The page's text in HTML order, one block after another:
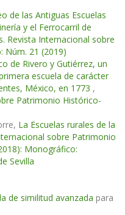
de las Antiguas Escuelas
y el Ferrocarril de
Revista Internacional sobre
Núm. 21 (2019)
de Rivero y Gutiérrez, un
escuela de carácter
México, en 1773 ,
Patrimonio Histórico-
La Escuelas rurales de la
sobre Patrimonio
Monográfico:
Sevilla
de similitud avanzada para